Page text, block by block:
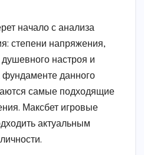
начало с анализа
степени напряжения,
настроя и
данного
самые подходящие
Максбет игровые
актуальным